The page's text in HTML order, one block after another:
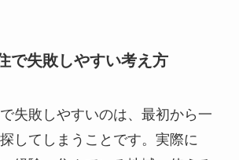
で失敗しやすい考え方
失敗しやすいのは、最初から一
してしまうことです。実際に